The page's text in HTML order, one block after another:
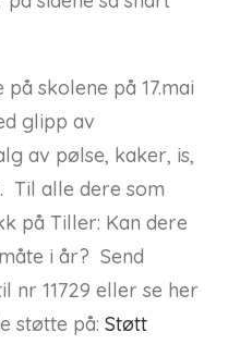
skolene på 17.mai
glipp av
av pølse, kaker, is,
Til alle dere som
på Tiller: Kan dere
i år? Send
nr 11729 eller se her
støtte på: Støtt